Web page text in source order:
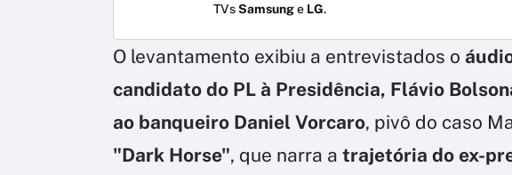
TVsSamsunge LG.
O levantamento exibiu a entrevistados o
candidato do PL à Presidência, Flávio
ao banqueiro Daniel Vorcaro, pivô do caso
"Dark Horse", que narra a trajetória do ex-